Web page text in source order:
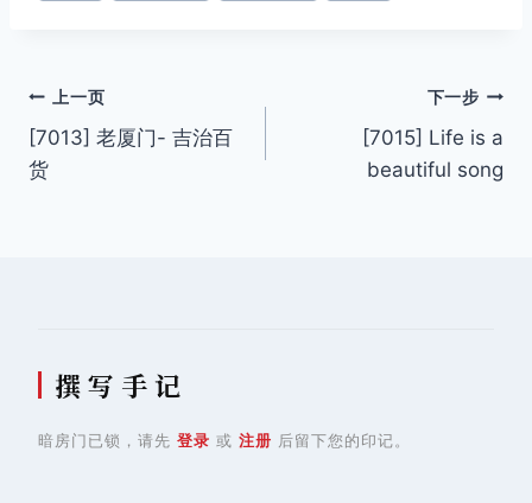
文
章
上一页
[7013] 老厦门- 吉治百
货
下一步
[7015] Life is a
beautiful song
撰 写 手 记
暗房门已锁，请先 登录 或 注册 后留下您的印记。